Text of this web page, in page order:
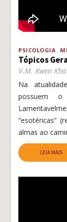
PSICOLOGIA
Tópicos
V.M. Kwen
Na
possuem o
“esotéricas”
almas ao
LEIA MAIS